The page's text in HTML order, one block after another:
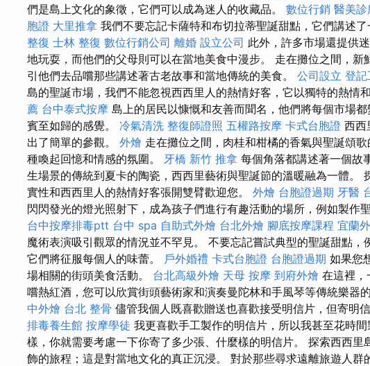
們是島上文化的象徵，它們可以成為迷人的收藏品。 數位行銷 醫美診
胞證 大里推拿 我們不要忘記卡薩特和布切拉蒂聖誕甜點，它們講述
整復 士林 整復 數位行銷公司 離婚 設立公司 此外，許多市場還提供
地玩耍，而他們的父母則可以在當地美食中漫步。 走在攤位之間，新
引他們去品嚐那些講述著古老故事和當地傳統的美食。 公司設立 登記
島的聖誕市場，我們不能忽視西西里人的熱情好客，它以獨特的熱情
薦 台中泰式按摩 島上的居民以慷慨和友善而聞名，他們將每個市場
賓至如歸的感覺。 冷氣清洗 整復師證照 五權路按摩 卡式台胞證 西西
出了簡單的參觀。 外燴 走在攤位之間，肉桂和柑橘的香氣與聖誕頌
種喚起回憶和情感的氛圍。 牙橋 新竹 推拿 每個角落都講述著一個故
生場景的傳統到夏卡的陶瓷，西西里藝術與聖誕節的溫暖融為一體。
實性和西西里人的熱情好客張開雙臂歡迎您。 外燴 台胞證過期 牙醫
閃閃發光的燈光照射下，成為孩子們進行有趣活動的場所，例如製作
台中按摩排毒ptt 台中 spa 自助式外燴 台北外燴 腳底按摩課程 宜蘭
魔術表演吸引觀眾的情況並不罕見。 不要忘記嘗試典型的聖誕甜點，
它們將征服每個人的味蕾。 戶外婚禮 卡式台胞證 台胞證過期 如果您
場相關的街頭美食活動。 台北高級外燴 天母 按摩 到府外燴 在這裡，
嚐熱紅酒，您可以欣賞街頭藝術家和演奏曼陀林和手風琴等傳統樂器
中外燴 台北 整骨 儘管我個人既喜歡贈送也喜歡接受明信片，但寄明
排毒養生館 按摩學徒 我更喜歡手工製作的明信片，所以我甚至花時間
樣，你就需要考慮一下你寄了多少張、什麼樣的明信片。 探索西西里
飾的旅程；這是對當地文化的真正沉浸。 對於那些尋求遠離旅遊人群